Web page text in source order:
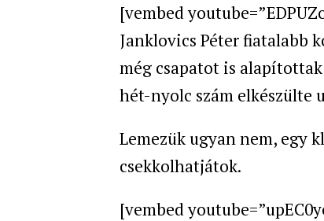
[vembed
Janklovics Péter fiatalabb
még csapatot is
hét-nyolc szám
Lemezük ugyan nem, egy
csekkolhatjátok.
[vembed